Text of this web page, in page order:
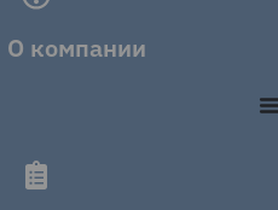
О компании